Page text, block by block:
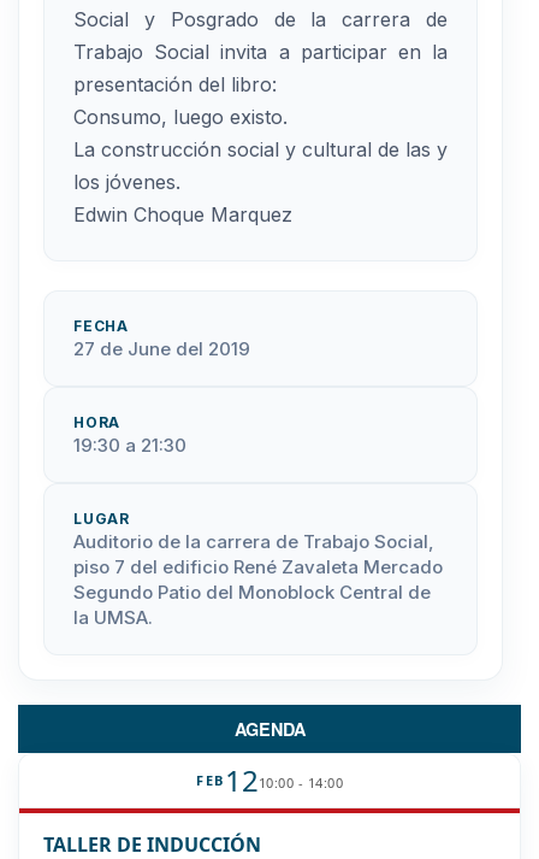
Social y Posgrado de la carrera de
Trabajo Social invita a participar en la
presentación del libro:
Consumo, luego existo.
La construcción social y cultural de las y
los jóvenes.
Edwin Choque Marquez
FECHA
27 de June del 2019
HORA
19:30 a 21:30
LUGAR
Auditorio de la carrera de Trabajo Social,
piso 7 del edificio René Zavaleta Mercado
Segundo Patio del Monoblock Central de
la UMSA.
AGENDA
FEB 1210:00 - 14:00
TALLER DE INDUCCIÓN